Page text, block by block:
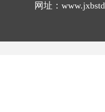
网址：